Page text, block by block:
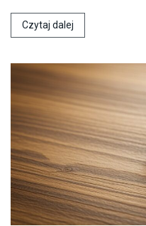
Czytaj dalej